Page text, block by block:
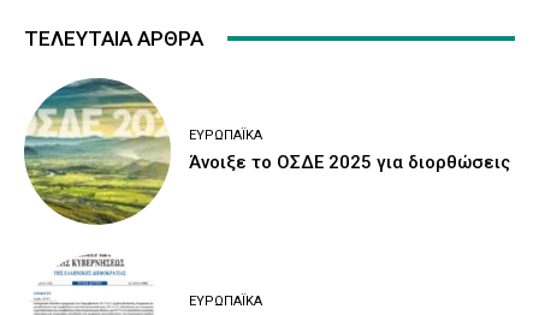
ΤΕΛΕΥΤΑΙΑ ΑΡΘΡΑ
ΕΥΡΩΠΑΪΚΆ
Άνοιξε το ΟΣΔΕ 2025 για διορθώσεις
ΕΥΡΩΠΑΪΚΆ